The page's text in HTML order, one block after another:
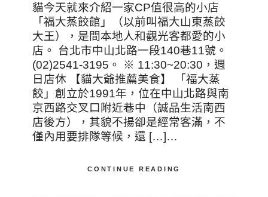
貓今天就來介紹一家CP值很高的小店
「福大蒸餃館」（以前叫福大山東蒸餃
大王），是間本地人和觀光客都愛的小
店。 台北市中山北路一段140巷11號。
(02)2541-3195。 ※ 11:30~20:30，週
日店休 【貓大爺推薦美食】 「福大蒸
餃」創立於1991年，位在中山北路與南
京西路交叉口附近巷中（誠品生活南西
店後方），其貌不揚卻是經常客滿，不
僅內用要排隊等候，還 […]…
CONTINUE READING